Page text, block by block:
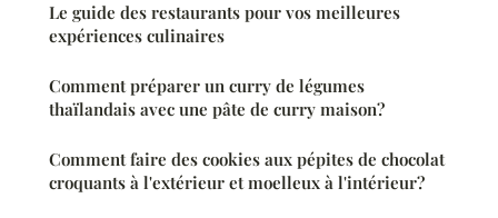
Le guide des restaurants pour vos meilleures
expériences culinaires
Comment préparer un curry de légumes
thaïlandais avec une pâte de curry maison?
Comment faire des cookies aux pépites de chocolat
croquants à l'extérieur et moelleux à l'intérieur?